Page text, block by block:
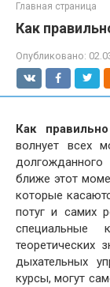
Главная страница
Как
Опубликовано:
Как
волнует всех
ближе этот
которые
потуг и самих
специальные
теоретических
дыхательных
курсы, могут